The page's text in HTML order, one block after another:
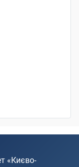
«Києво-